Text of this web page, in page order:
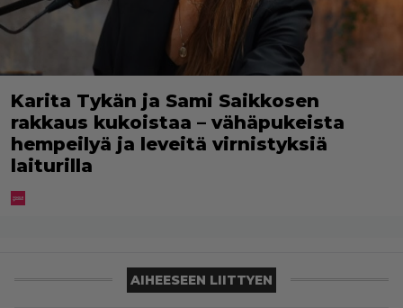
Karita Tykän ja Sami Saikkosen
rakkaus kukoistaa – vähäpukeista
hempeilyä ja leveitä virnistyksiä
laiturilla
AIHEESEEN LIITTYEN